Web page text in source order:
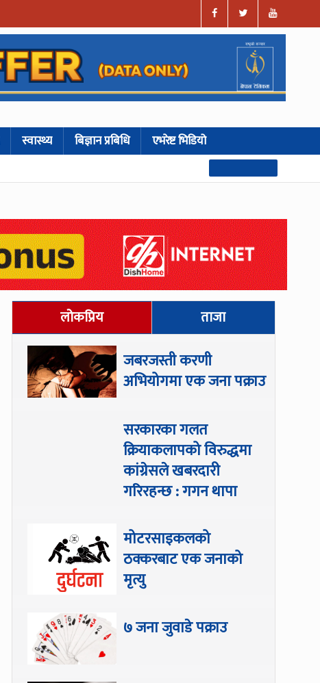
स्वास्थ्य बिज्ञान प्रबिधि एभरेष्ट भिडियो
लोकप्रिय ताजा
जबरजस्ती करणी
अभियोगमा एक जना पक्राउ
सरकारका गलत
क्रियाकलापको विरुद्धमा
कांग्रेसले खबरदारी
गरिरहन्छ : गगन थापा
मोटरसाइकलको
ठक्करबाट एक जनाको
मृत्यु
७ जना जुवाडे पक्राउ